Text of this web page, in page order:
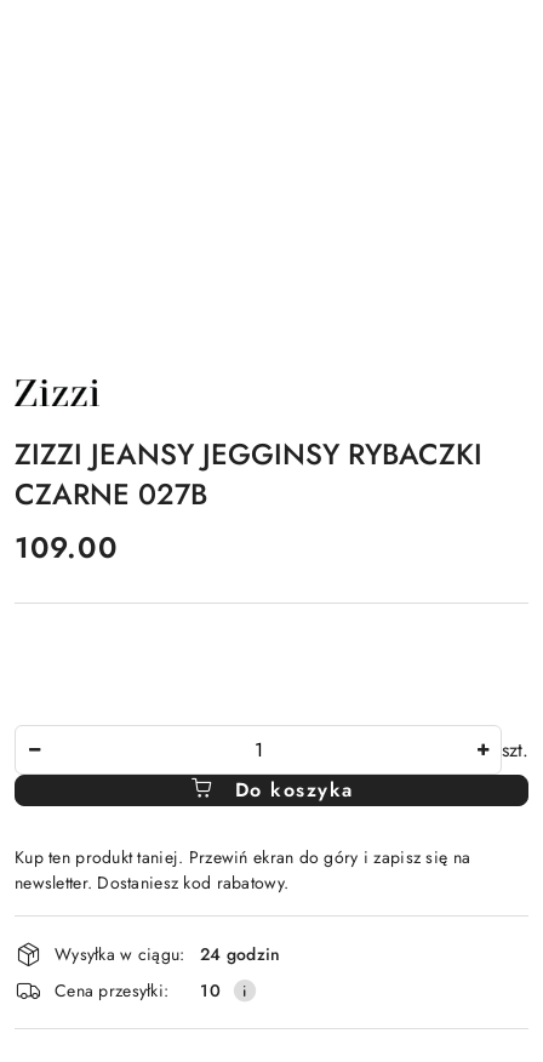
NAZWA
PRODUCENTA:
ZIZZI JEANSY JEGGINSY RYBACZKI
CZARNE 027B
cena:
109.00
szt.
Do koszyka
Kup ten produkt taniej. Przewiń ekran do góry i zapisz się na
newsletter. Dostaniesz kod rabatowy.
Dostępność
i
dostawa
Wysyłka w ciągu:
24 godzin
Cena przesyłki:
10